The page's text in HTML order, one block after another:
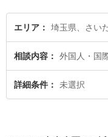
以
エリア 埼玉県、さい
相談内容
詳細条件 未選択